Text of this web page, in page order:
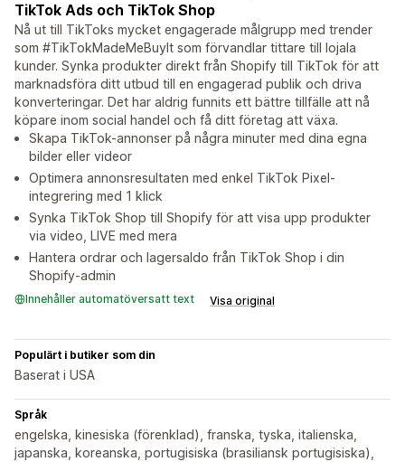
TikTok Ads och TikTok Shop
Nå ut till TikToks mycket engagerade målgrupp med trender
som #TikTokMadeMeBuyIt som förvandlar tittare till lojala
kunder. Synka produkter direkt från Shopify till TikTok för att
marknadsföra ditt utbud till en engagerad publik och driva
konverteringar. Det har aldrig funnits ett bättre tillfälle att nå
köpare inom social handel och få ditt företag att växa.
Skapa TikTok-annonser på några minuter med dina egna
bilder eller videor
Optimera annonsresultaten med enkel TikTok Pixel-
integrering med 1 klick
Synka TikTok Shop till Shopify för att visa upp produkter
via video, LIVE med mera
Hantera ordrar och lagersaldo från TikTok Shop i din
Shopify-admin
Innehåller automatöversatt text Visa original
Populärt i butiker som din
Baserat i USA
Språk
engelska, kinesiska (förenklad), franska, tyska, italienska,
japanska, koreanska, portugisiska (brasiliansk portugisiska),